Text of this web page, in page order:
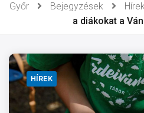
Győr Bejegyzések
a diákokat a
HÍREK